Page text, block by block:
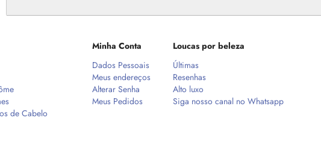
de Cabelo
Minha Conta
Dados Pessoais
Meus endereços
Alterar Senha
Meus Pedidos
Loucas por beleza
Últimas
Resenhas
Alto luxo
Siga nosso canal no Whatsapp